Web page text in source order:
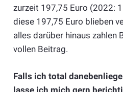
zurzeit 197,75 Euro (2022:
diese 197,75 Euro blieben
alles darüber hinaus zahlen
vollen Beitrag.
Falls ich total
lasse ich mich gern